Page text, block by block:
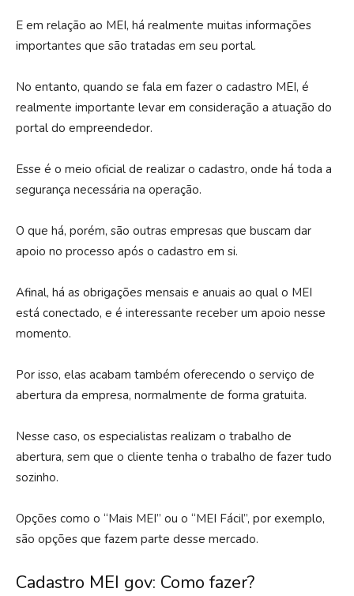
E em relação ao MEI, há realmente muitas informações
importantes que são tratadas em seu portal.
No entanto, quando se fala em fazer o cadastro MEI, é
realmente importante levar em consideração a atuação do
portal do empreendedor.
Esse é o meio oficial de realizar o cadastro, onde há toda a
segurança necessária na operação.
O que há, porém, são outras empresas que buscam dar
apoio no processo após o cadastro em si.
Afinal, há as obrigações mensais e anuais ao qual o MEI
está conectado, e é interessante receber um apoio nesse
momento.
Por isso, elas acabam também oferecendo o serviço de
abertura da empresa, normalmente de forma gratuita.
Nesse caso, os especialistas realizam o trabalho de
abertura, sem que o cliente tenha o trabalho de fazer tudo
sozinho.
Opções como o “Mais MEI” ou o “MEI Fácil”, por exemplo,
são opções que fazem parte desse mercado.
Cadastro MEI gov: Como fazer?